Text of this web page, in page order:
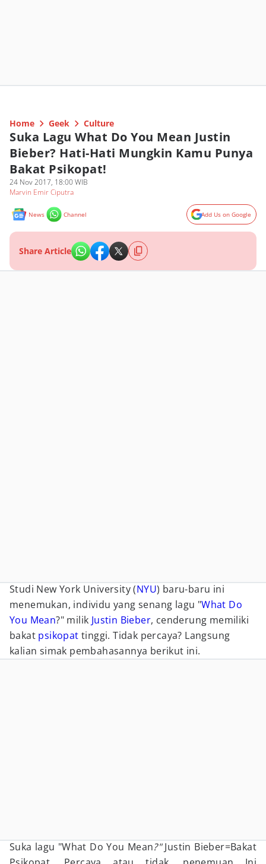
Home Geek Culture
Suka Lagu What Do You Mean Justin
Bieber? Hati-Hati Mungkin Kamu Punya
Bakat Psikopat!
24 Nov 2017, 18:00 WIB
Marvin Emir Ciputra
News Channel Add Us on Google
Share Article
Studi New York University (NYU) baru-baru ini
menemukan, individu yang senang lagu "What Do
You Mean?" milik Justin Bieber, cenderung memiliki
bakat psikopat tinggi. Tidak percaya? Langsung
kalian simak pembahasannya berikut ini.
Suka lagu "What Do You Mean?"Justin Bieber=Bakat